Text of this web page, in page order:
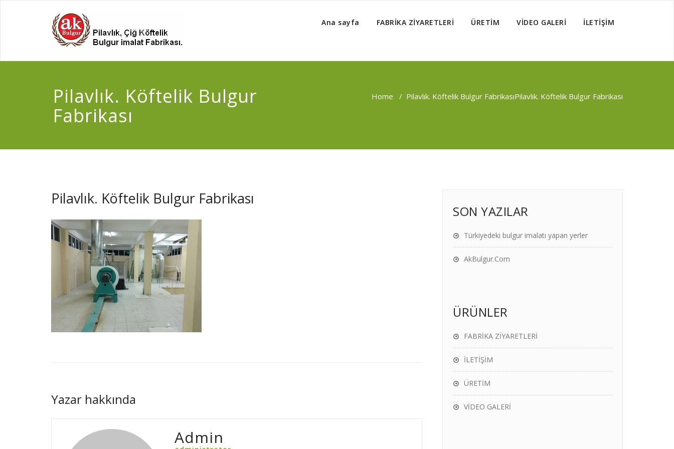
Ana sayfa FABRİKA ZİYARETLERİ ÜRETİM VİDEO GALERİ İLETİŞİM
Pilavlık. Köftelik Bulgur
Fabrikası
Home / Pilavlık. Köftelik Bulgur FabrikasıPilavlık. Köftelik Bulgur Fabrikası
Pilavlık. Köftelik Bulgur Fabrikası
Yazar hakkında
Admin
SON YAZILAR
Türkiyedeki bulgur imalatı yapan yerler
AkBulgur.Com
ÜRÜNLER
FABRİKA ZİYARETLERİ
İLETİŞİM
ÜRETİM
VİDEO GALERİ